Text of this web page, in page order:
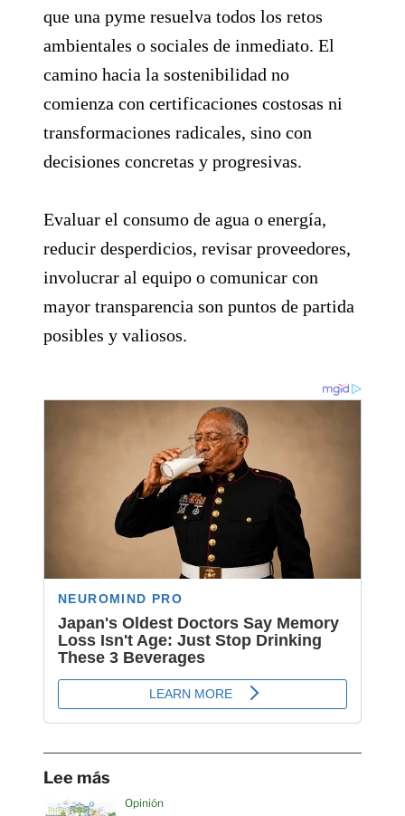
que una pyme resuelva todos los retos
ambientales o sociales de inmediato. El
camino hacia la sostenibilidad no
comienza con certificaciones costosas ni
transformaciones radicales, sino con
decisiones concretas y progresivas.
Evaluar el consumo de agua o energía,
reducir desperdicios, revisar proveedores,
involucrar al equipo o comunicar con
mayor transparencia son puntos de partida
posibles y valiosos.
Lee más
Opinión